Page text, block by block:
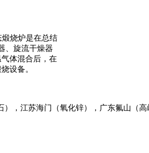
烧炉是在总结
、旋流干燥器
体混合后，在
设备。
，江苏海门（氧化锌），广东氟山（